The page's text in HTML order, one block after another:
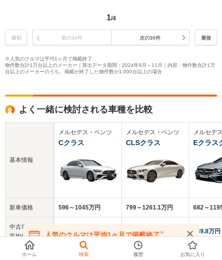
1/4
最初 前の30件 次の30件 最後
※人気のクルマは平均1ヶ月で掲載終了
物件数合計1万台以上のメーカー｜算出データ期間：2024年9月～11月｜内容：物件数合計1万
台以上のメーカーのうち、掲載が終了した物件数が1,000台以上の場合
よく一緒に検討される車種を比較
基本情報
新車価格
中古車
平均価格
クチコミ
メルセデス・ベンツ
Cクラス
596～1045万円
508.8万円
メルセデス・ベンツ
CLSクラス
799～1261.1万円
406万円
メルセデ
Eクラス
682～
339.8万円
人気のクルマは平均1ヶ月で掲載終了※
在庫が無くなる前にお問い合わせください
ホーム 検索 履歴 お気に入り